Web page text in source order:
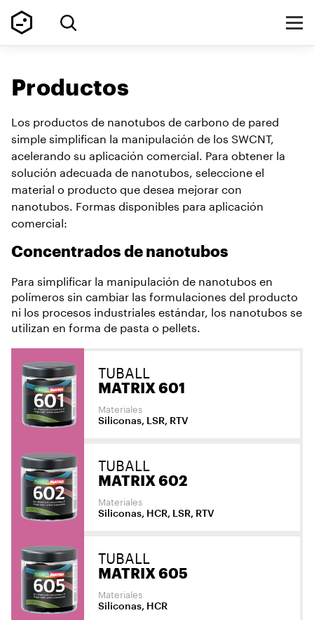
Productos
Los productos de nanotubos de carbono de pared
simple simplifican la manipulación de los SWCNT,
acelerando su aplicación comercial. Para obtener la
solución adecuada de nanotubos, seleccione el
material o producto que desea mejorar con
nanotubos. Formas disponibles para aplicación
comercial:
Concentrados de nanotubos
Para simplificar la manipulación de nanotubos en
polímeros sin cambiar las formulaciones del producto
ni los procesos industriales estándar, los nanotubos se
utilizan en forma de pasta o pellets.
TUBALL
MATRIX 601
Materiales
Siliconas, LSR, RTV
TUBALL
MATRIX 602
Materiales
Siliconas, HCR, LSR, RTV
TUBALL
MATRIX 605
Materiales
Siliconas, HCR